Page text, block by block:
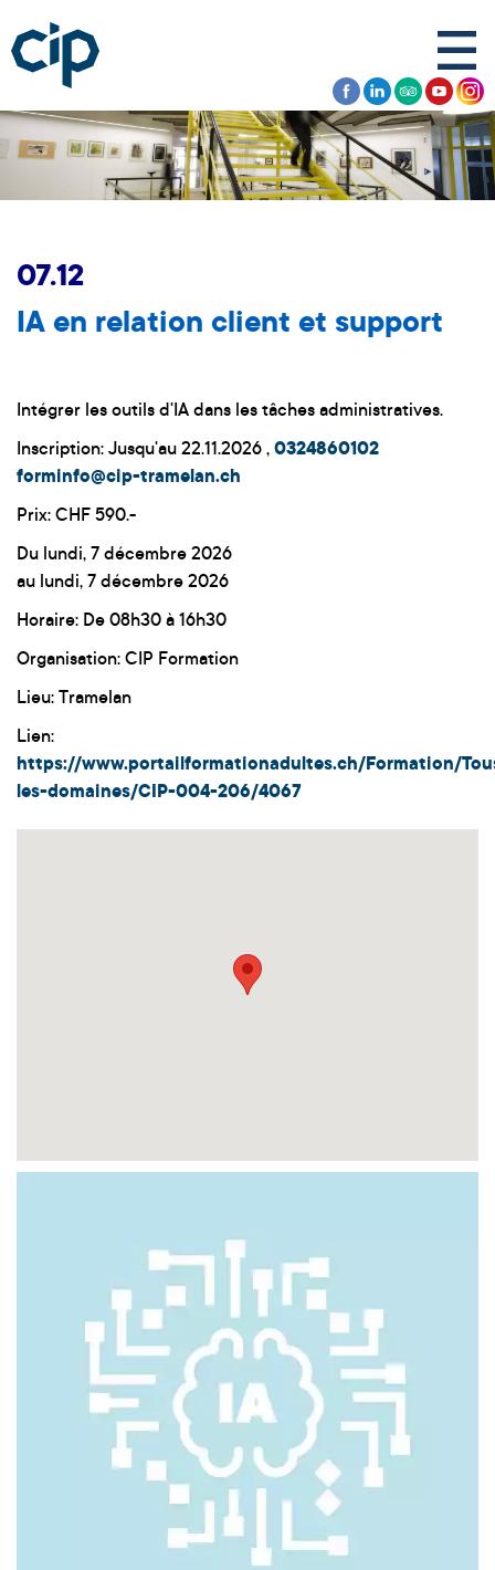
07.12
IA en relation client et support
Intégrer les outils d'IA dans les tâches administratives.
Inscription: Jusqu'au 22.11.2026 , 0324860102
forminfo@cip-tramelan.ch
Prix: CHF 590.-
Du lundi, 7 décembre 2026
au lundi, 7 décembre 2026
Horaire: De 08h30 à 16h30
Organisation: CIP Formation
Lieu: Tramelan
Lien:
https://www.portailformationadultes.ch/Formation/
les-domaines/CIP-004-206/4067